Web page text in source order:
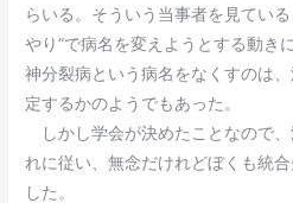
らいる。そういう当事者を見てい
やり”で病名を変えようとする動き
神分裂病という病名をなくすのは
定するかのようでもあった。
しかし学会が決めたことなので、
れに従い、無念だけれどぼくも統
した。